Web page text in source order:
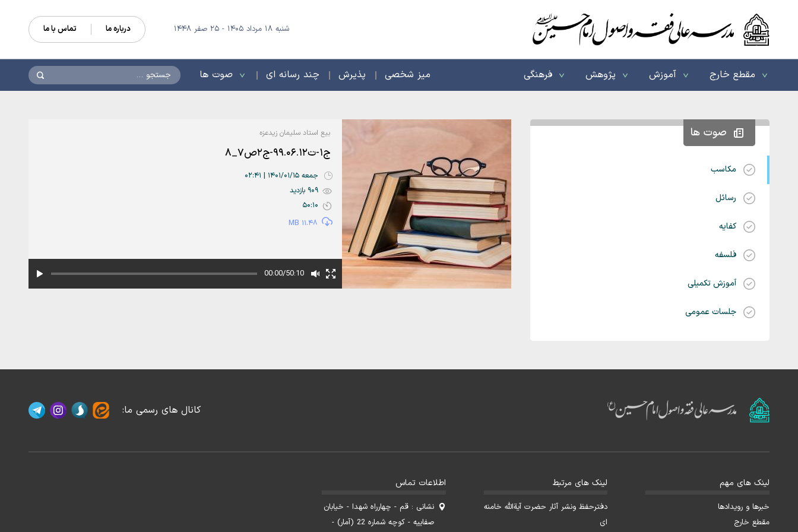
شنبه 18 مرداد 1405 - 25 صفر 1448 درباره ما تماس با ما
مقطع خارج آموزش پژوهش فرهنگی میز شخصی پذیرش چند رسانه ای صوت ها جستجو
صوت ها
مکاسب
رسائل
کفایه
فلسفه
آموزش تکمیلی
جلسات عمومی
بیع استاد سلیمان زیدعزه
ج1-ت99.06.12-ج2ص7_8
جمعه 1401/01/15 | 02:41
909 بازدید
50:10
11.48 MB
00:00/50:10
کانال های رسمی ما:
لینک های مهم
خبرها و رویدادها
مقطع خارج
لینک های مرتبط
دفترحفظ ونشر آثار حضرت آیةالله خامنه
ای
اطلاعات تماس
نشانی : قم - چهارراه شهدا - خیابان
صفاییه - کوچه شماره 22 (آمار) -